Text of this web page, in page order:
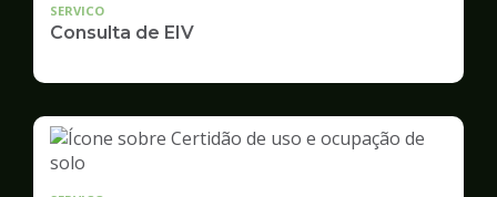
SERVICO
Consulta de EIV